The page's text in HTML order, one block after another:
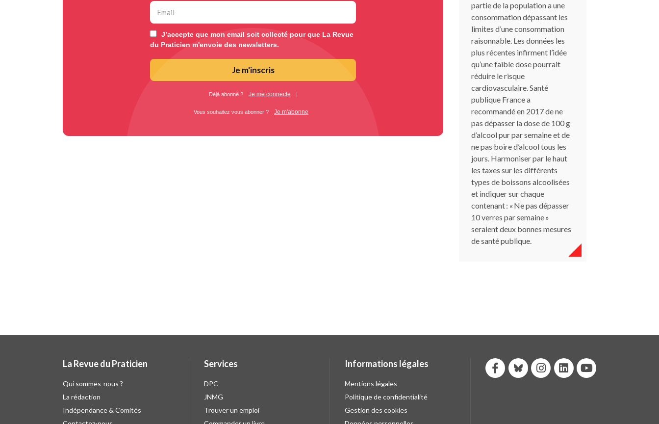
J’accepte que mon email soit collecté pour que La Revue
du Praticien m'envoie des newsletters.
Je m'inscris
Déjà abonné ? Je me connecte |
Vous souhaitez vous abonner ? Je m'abonne
partie de la population a une
consommation dépassant les
limites d’une consommation
raisonnable. Les données les
plus récentes infirment l’idée
qu’une faible dose pourrait
réduire le risque
cardiovasculaire. Santé
publique France a
recommandé en 2017 de ne
pas dépasser la dose de 100 g
d’alcool pur par semaine et de
ne pas boire d’alcool tous les
jours. Harmoniser par le haut
les taxes sur les différents
types de boissons alcoolisées
et indiquer sur chaque
contenant : « Ne pas dépasser
10 verres par semaine »
seraient deux bonnes mesures
de santé publique.
La Revue du Praticien
Qui sommes-nous ?
La rédaction
Indépendance & Comités
Services
DPC
JNMG
Trouver un emploi
Informations légales
Mentions légales
Politique de confidentialité
Gestion des cookies